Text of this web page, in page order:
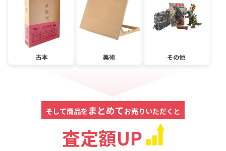
古本 美術 その他
そして商品を まとめてお売りいただくと
査定額UP